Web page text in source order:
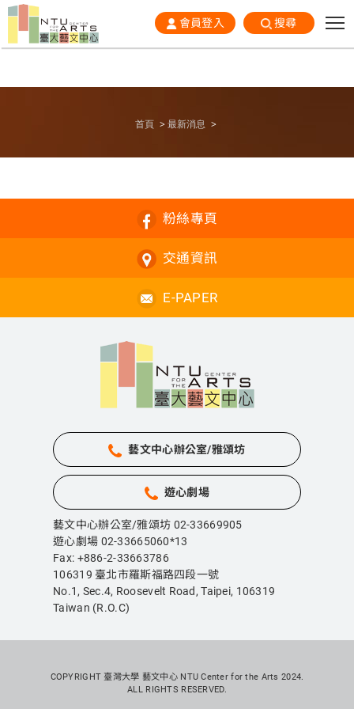
會員登入 搜尋
首頁 最新消息
粉絲專頁
交通資訊
E-PAPER
藝文中心辦公室/雅頌坊
遊心劇場
藝文中心辦公室/雅頌坊 02-33669905
遊心劇場 02-33665060*13
Fax: +886-2-33663786
106319 臺北市羅斯福路四段一號
No.1, Sec.4, Roosevelt Road, Taipei, 106319
Taiwan (R.O.C)
COPYRIGHT 臺灣大學 藝文中心 NTU Center for the Arts 2024.